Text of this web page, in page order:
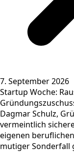
7. September 2026
Startup Woche:
Dagmar Schulz,
vermeintlich
eigenen
mutiger Sonderfall